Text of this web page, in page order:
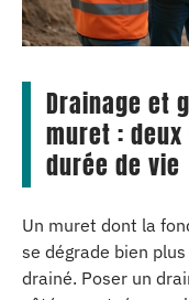
Drainage et
muret :
durée de vie
Un muret dont la
se dégrade bien
drainé. Poser un